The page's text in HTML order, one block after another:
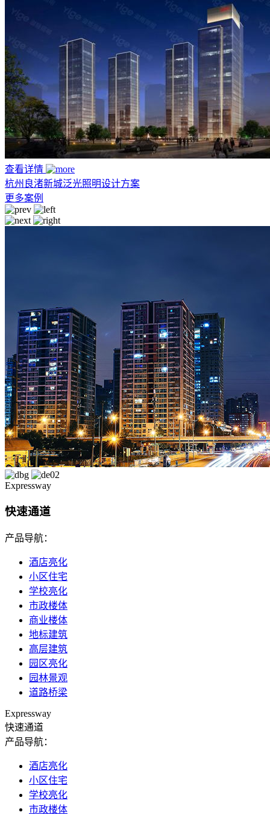
查看详情
杭州良渚新城泛光照明设计方案
更多案例
Expressway
快速通道
产品导航：
酒店亮化
小区住宅
学校亮化
市政楼体
商业楼体
地标建筑
高层建筑
园区亮化
园林景观
道路桥梁
Expressway
快速通道
产品导航：
酒店亮化
小区住宅
学校亮化
市政楼体